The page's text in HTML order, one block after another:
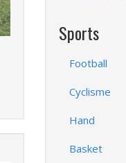
Sports
Football
Cyclisme
Hand
Basket